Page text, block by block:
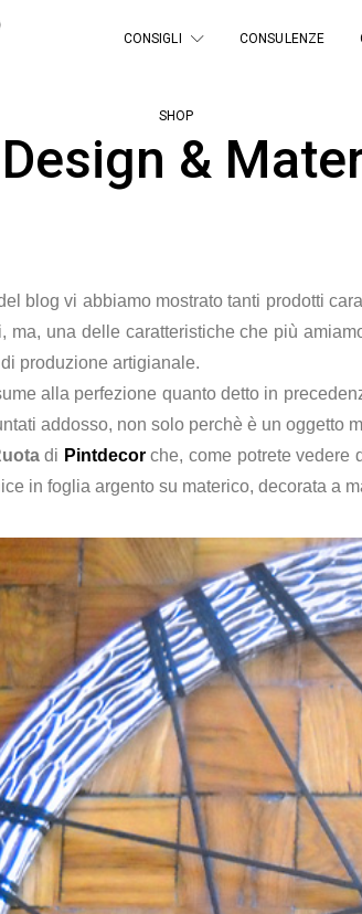
CONSIGLI CONSULENZE
SHOP
&
blog vi abbiamo mostrato tanti prodotti
ma, una delle caratteristiche che più
produzione artigianale.
alla perfezione quanto detto in
addosso, non solo perchè è un oggetto
di Pintdecorche, come potrete vedere
in foglia argento su materico, decorata a